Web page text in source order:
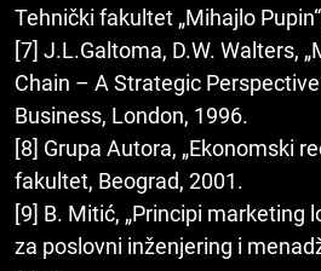
Tehnički fakultet „Mihajlo
[7] J.L.Galtoma, D.W. Walters,
Chain – A Strategic
Business, London, 1996.
[8] Grupa Autora, „Ekonomski
fakultet, Beograd, 2001.
[9] B. Mitić, „Principi marketing
za poslovni inženjering i